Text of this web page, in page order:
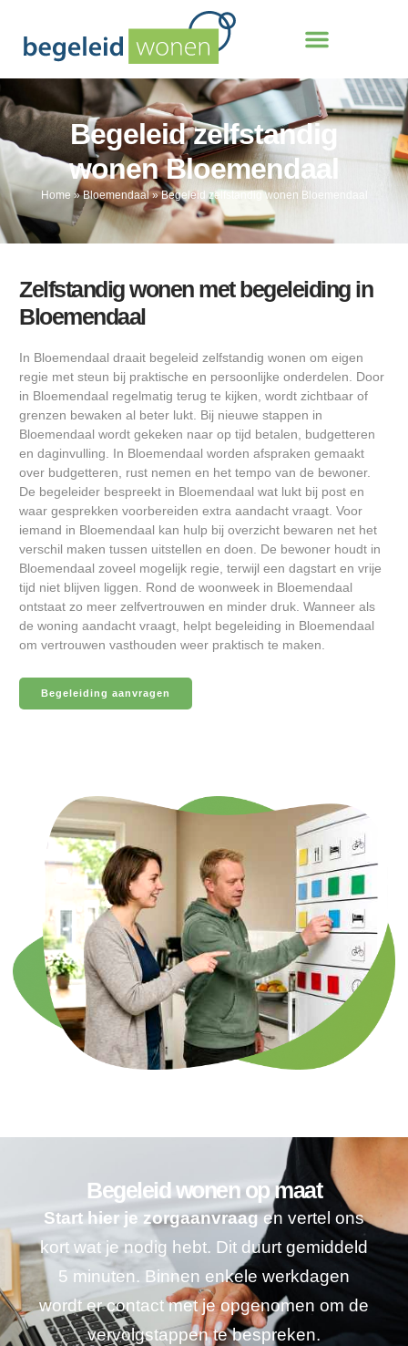
Begeleid zelfstandig
wonen Bloemendaal
Home»Bloemendaal»Begeleid zelfstandig wonen Bloemendaal
Zelfstandig wonen met begeleiding in
Bloemendaal
In Bloemendaal draait begeleid zelfstandig wonen om eigen
regie met steun bij praktische en persoonlijke onderdelen. Door
in Bloemendaal regelmatig terug te kijken, wordt zichtbaar of
grenzen bewaken al beter lukt. Bij nieuwe stappen in
Bloemendaal wordt gekeken naar op tijd betalen, budgetteren
en daginvulling. In Bloemendaal worden afspraken gemaakt
over budgetteren, rust nemen en het tempo van de bewoner.
De begeleider bespreekt in Bloemendaal wat lukt bij post en
waar gesprekken voorbereiden extra aandacht vraagt. Voor
iemand in Bloemendaal kan hulp bij overzicht bewaren net het
verschil maken tussen uitstellen en doen. De bewoner houdt in
Bloemendaal zoveel mogelijk regie, terwijl een dagstart en vrije
tijd niet blijven liggen. Rond de woonweek in Bloemendaal
ontstaat zo meer zelfvertrouwen en minder druk. Wanneer als
de woning aandacht vraagt, helpt begeleiding in Bloemendaal
om vertrouwen vasthouden weer praktisch te maken.
Begeleiding aanvragen
Begeleid wonen op maat
Start hier je zorgaanvraagen vertel ons
kort wat je nodig hebt. Dit duurt gemiddeld
5 minuten. Binnen enkele werkdagen
wordt er contact met je opgenomen om de
vervolgstappen te bespreken.